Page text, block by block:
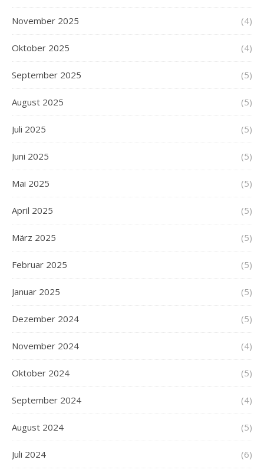
November 2025 (4)
Oktober 2025 (4)
September 2025 (5)
August 2025 (5)
Juli 2025 (5)
Juni 2025 (5)
Mai 2025 (5)
April 2025 (5)
März 2025 (5)
Februar 2025 (5)
Januar 2025 (5)
Dezember 2024 (5)
November 2024 (4)
Oktober 2024 (5)
September 2024 (4)
August 2024 (5)
Juli 2024 (6)